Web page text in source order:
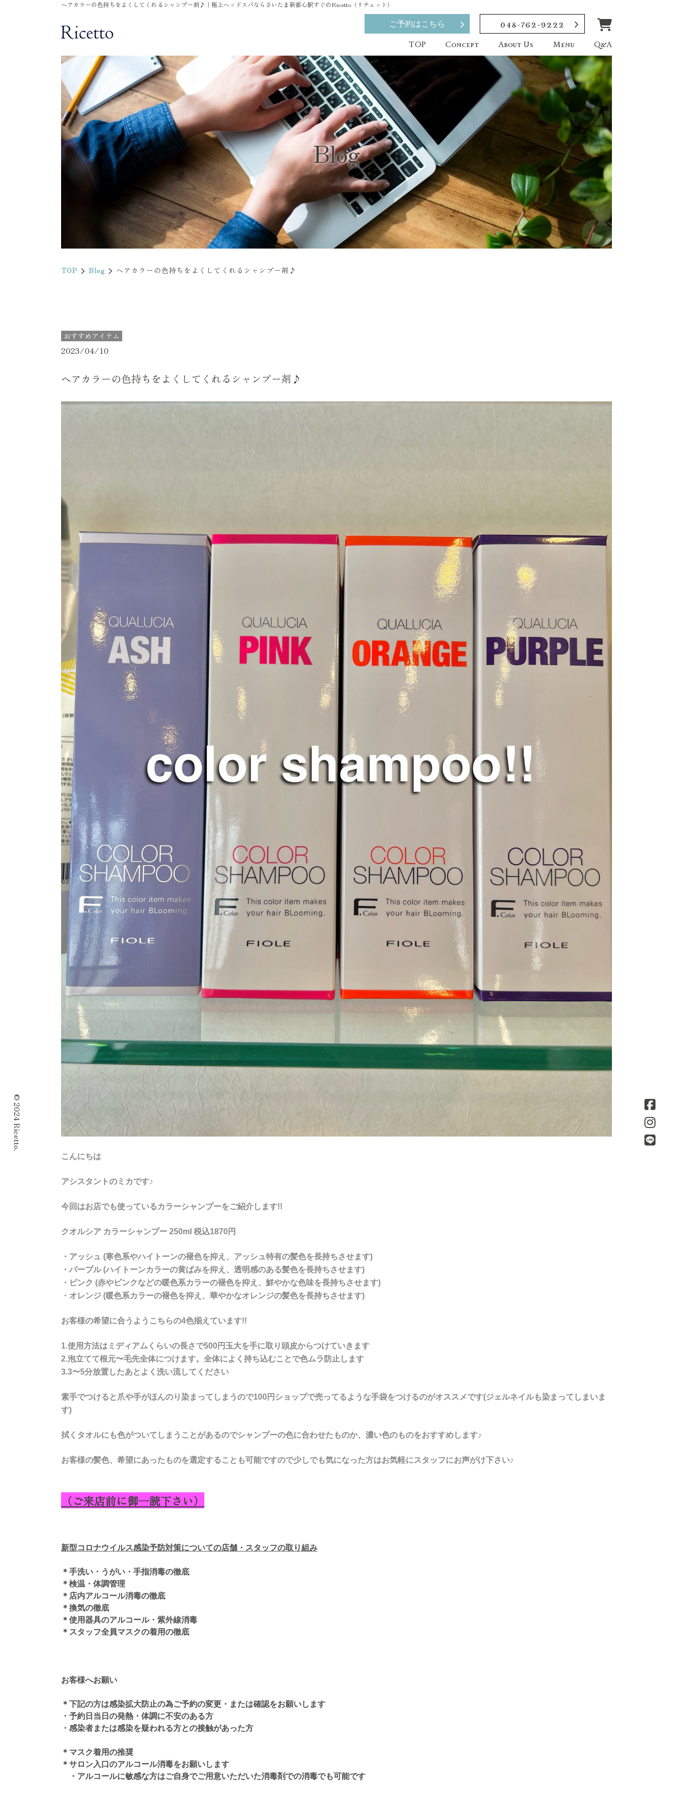
ヘアカラーの色持ちをよくしてくれるシャンプー剤♪｜極上ヘッドスパならさいたま新都心駅すぐのRicetto（リチェット）
ご予約はこちら 048-762-9222
TOP Concept About Us Menu Q&A
© 2024 Ricetto.
Blog
TOP Blog ヘアカラーの色持ちをよくしてくれるシャンプー剤♪
おすすめアイテム
2023/04/10
ヘアカラーの色持ちをよくしてくれるシャンプー剤♪
こんにちは
アシスタントのミカです♪
今回はお店でも使っているカラーシャンプーをご紹介します!!
クオルシア カラーシャンプー 250ml 税込1870円
・アッシュ (寒色系やハイトーンの褪色を抑え、アッシュ特有の髪色を長持ちさせます)
・パープル (ハイトーンカラーの黄ばみを抑え、透明感のある髪色を長持ちさせます)
・ピンク (赤やピンクなどの暖色系カラーの褪色を抑え、鮮やかな色味を長持ちさせます)
・オレンジ (暖色系カラーの褪色を抑え、華やかなオレンジの髪色を長持ちさせます)
お客様の希望に合うようこちらの4色揃えています!!
1.使用方法はミディアムくらいの長さで500円玉大を手に取り頭皮からつけていきます
2.泡立てて根元〜毛先全体につけます。全体によく持ち込むことで色ムラ防止します
3.3〜5分放置したあとよく洗い流してください
素手でつけると爪や手がほんのり染まってしまうので100円ショップで売ってるような手袋をつけるのがオススメです(ジェルネイルも染まってしまいま
す)
拭くタオルにも色がついてしまうことがあるのでシャンプーの色に合わせたものか、濃い色のものをおすすめします♪
お客様の髪色、希望にあったものを選定することも可能ですので少しでも気になった方はお気軽にスタッフにお声がけ下さい♪
（ご来店前に御一読下さい）
新型コロナウイルス感染予防対策についての店舗・スタッフの取り組み
＊手洗い・うがい・手指消毒の徹底
＊検温・体調管理
＊店内アルコール消毒の徹底
＊換気の徹底
＊使用器具のアルコール・紫外線消毒
＊スタッフ全員マスクの着用の徹底
お客様へお願い
＊下記の方は感染拡大防止の為ご予約の変更・または確認をお願いします
・予約日当日の発熱・体調に不安のある方
・感染者または感染を疑われる方との接触があった方
＊マスク着用の推奨
＊サロン入口のアルコール消毒をお願いします
・アルコールに敏感な方はご自身でご用意いただいた消毒剤での消毒でも可能です